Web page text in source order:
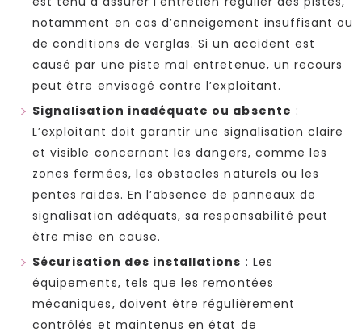
notamment en cas d’enneigement insuffisant ou
de conditions de verglas. Si un accident est
causé par une piste mal entretenue, un recours
peut être envisagé contre l’exploitant.
Signalisation inadéquate ou absente :
L’exploitant doit garantir une signalisation claire
et visible concernant les dangers, comme les
zones fermées, les obstacles naturels ou les
pentes raides. En l’absence de panneaux de
signalisation adéquats, sa responsabilité peut
être mise en cause.
Sécurisation des installations : Les
équipements, tels que les remontées
mécaniques, doivent être régulièrement
contrôlés et maintenus en état de